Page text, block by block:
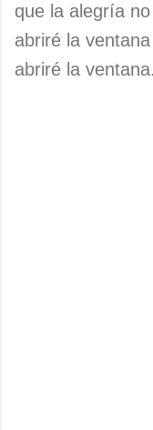
que la alegría
abriré la ventana
abriré la ventana.